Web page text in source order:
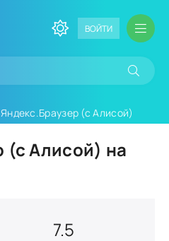
ВОЙТИ
(с Алисой)
(с Алисой) на
7.5